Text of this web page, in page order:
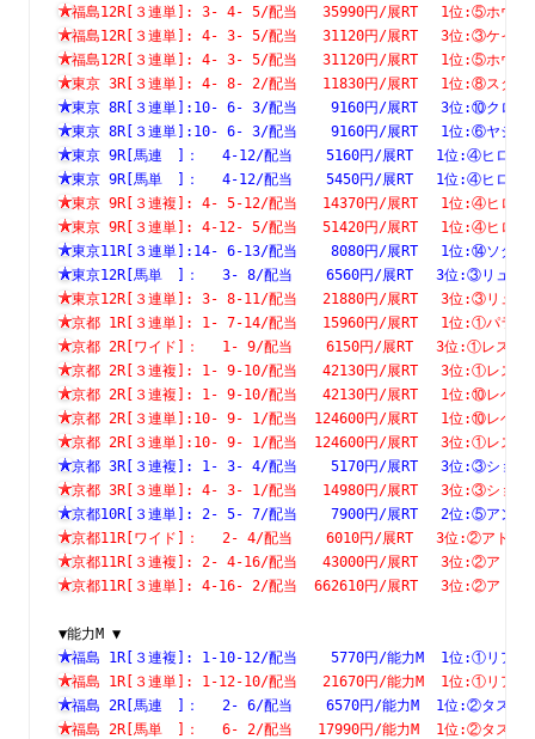
福島12R[３連単]: 3- 4- 5/配当   35990円/展RT　 1位:⑤ホウ
福島12R[３連単]: 4- 3- 5/配当   31120円/展RT　 3位:③ケイ
福島12R[３連単]: 4- 3- 5/配当   31120円/展RT　 1位:⑤ホウ
東京 3R[３連単]: 4- 8- 2/配当   11830円/展RT　
東京 8R[３連単]:10- 6- 3/配当    9160円/展RT　
東京 8R[３連単]:10- 6- 3/配当    9160円/展RT
東京 9R[馬連　]：　 4-12/配当    5160円/展RT　 1位:④ヒロイ
東京 9R[馬単　]：　 4-12/配当    5450円/展RT　 1位:④ヒロイ
東京 9R[３連複]: 4- 5-12/配当   14370円/展RT　 1位:④ヒロイ
東京 9R[３連単]: 4-12- 5/配当   51420円/展RT　 1位:④ヒロイ
東京11R[３連単]:14- 6-13/配当    8080円/展RT　 1位:⑭ソダシ　
東京12R[馬単　]：　 3- 8/配当    6560円/展RT　
東京12R[３連単]: 3- 8-11/配当   21880円/展RT
京都 1R[３連単]: 1- 7-14/配当   15960円/展RT
京都 2R[ワイド]：　 1- 9/配当    6150円/展RT　 3位
京都 2R[３連複]: 1- 9-10/配当   42130円/展RT　 3位
京都 2R[３連複]: 1- 9-10/配当   42130円/展RT
京都 2R[３連単]:10- 9- 1/配当  124600円/展RT
京都 2R[３連単]:10- 9- 1/配当  124600円/展RT　 3位
京都 3R[３連複]: 1- 3- 4/配当    5170円/展RT　 3
京都 3R[３連単]: 4- 3- 1/配当   14980円/展RT　 3
京都10R[３連単]: 2- 5- 7/配当    7900円/展RT　 2位:⑤アン
京都11R[ワイド]：　 2- 4/配当    6010円/展RT　 3位:②アドマイ
京都11R[３連複]: 2- 4-16/配当   43000円/展RT　 3位:②アドマイ
京都11R[３連単]: 4-16- 2/配当  662610円/展RT　 3位:②アドマイ
▼能力M ▼
福島 1R[３連複]: 1-10-12/配当    5770円/能力M  1位
福島 1R[３連単]: 1-12-10/配当   21670円/能力M  1位
福島 2R[馬連　]：　 2- 6/配当    6570円/能力M  1位
福島 2R[馬単　]：　 6- 2/配当   17990円/能力M  1位